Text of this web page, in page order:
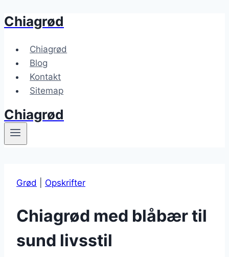
Fortsæt
indhold
Chiagrød
Chiagrød
Blog
Kontakt
Sitemap
Chiagrød
Grød Opskrifter
Chiagrød med blåbær til
sund livsstil